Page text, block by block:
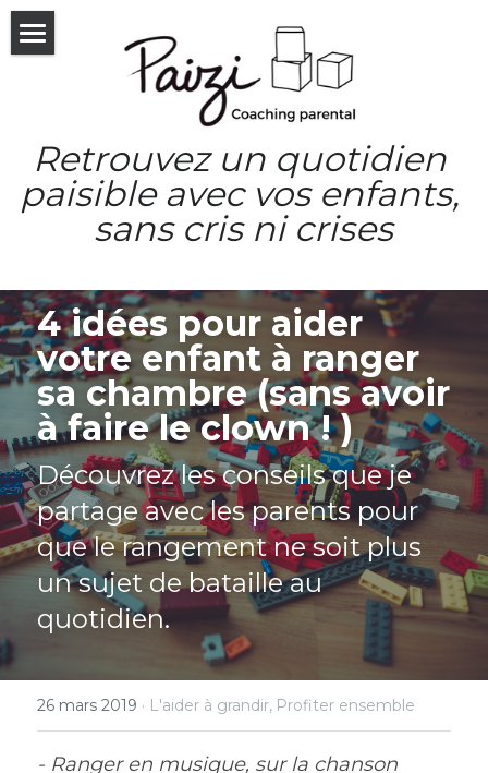
Retrouvez un quotidien
paisible avec vos enfants,
sans cris ni crises
Consultations & forfaits
Les consultations
Les forfaits
Séances découvertes
Qui suis-je
Le livre
Témoignages
Entreprises & Pro
Les ateliers
Communauté
Rechercher
4 idées pour aider
votre enfant à ranger
sa chambre (sans avoir
à faire le clown ! )
Découvrez les conseils que je
partage avec les parents pour
que le rangement ne soit plus
un sujet de bataille au
quotidien.
26 mars 2019 · L'aider à grandir, Profiter ensemble
- Ranger en musique, sur la chanson
LES CATÉGORIES DE LA BOUTIQUE